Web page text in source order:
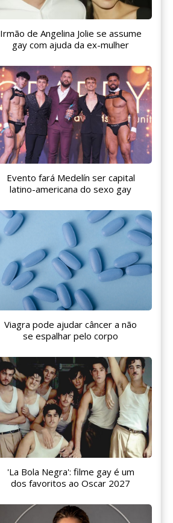
Irmão de Angelina Jolie se assume
gay com ajuda da ex-mulher
Evento fará Medelín ser capital
latino-americana do sexo gay
Viagra pode ajudar câncer a não
se espalhar pelo corpo
'La Bola Negra': filme gay é um
dos favoritos ao Oscar 2027